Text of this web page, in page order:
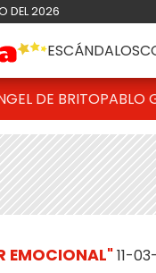
DEL 2026
ESCÁNDALOS
DE BRITOPABLO
EMOCIONAL"11-